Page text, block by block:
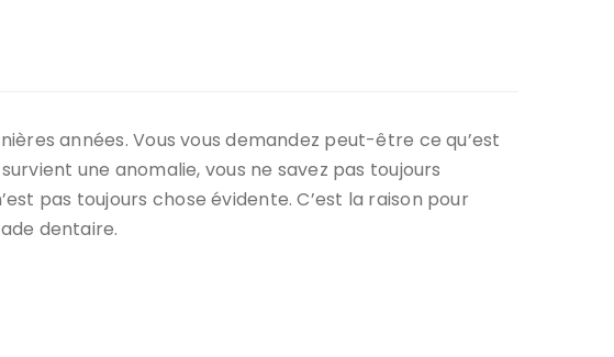
années. Vous vous demandez peut-être ce qu’est
une anomalie, vous ne savez pas toujours
pas toujours chose évidente. C’est la raison pour
dentaire.